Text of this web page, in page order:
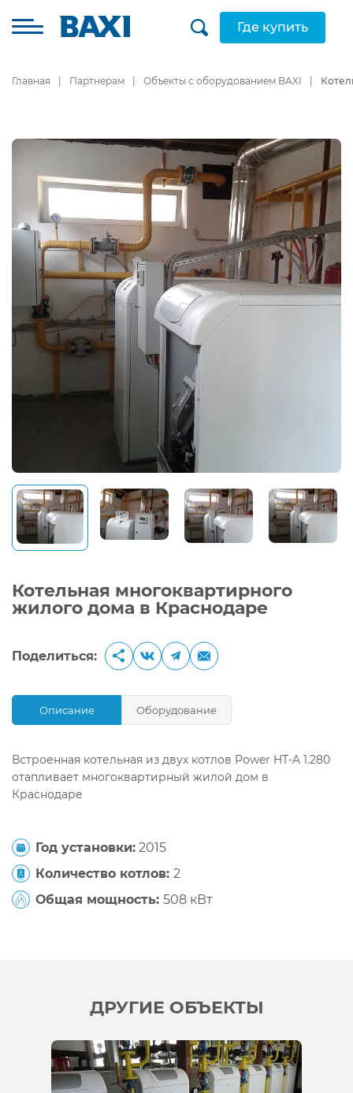
Где купить
Главная Партнерам Объекты с оборудованием BAXI
Котельная многоквартирного
жилого дома в Краснодаре
Поделиться:
Описание Оборудование
Встроенная котельная из двух котлов Power HT-A 1.280
отапливает многоквартирный жилой дом в
Краснодаре
Год установки: 2015
Количество котлов: 2
Общая мощность: 508 кВт
ДРУГИЕ ОБЪЕКТЫ